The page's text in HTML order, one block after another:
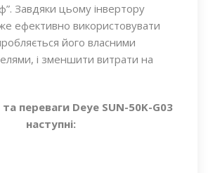
Завдяки цьому інвертору
ефективно використовувати
його власними
і зменшити витрати на
переваги Deye SUN-50K-G03
наступні: